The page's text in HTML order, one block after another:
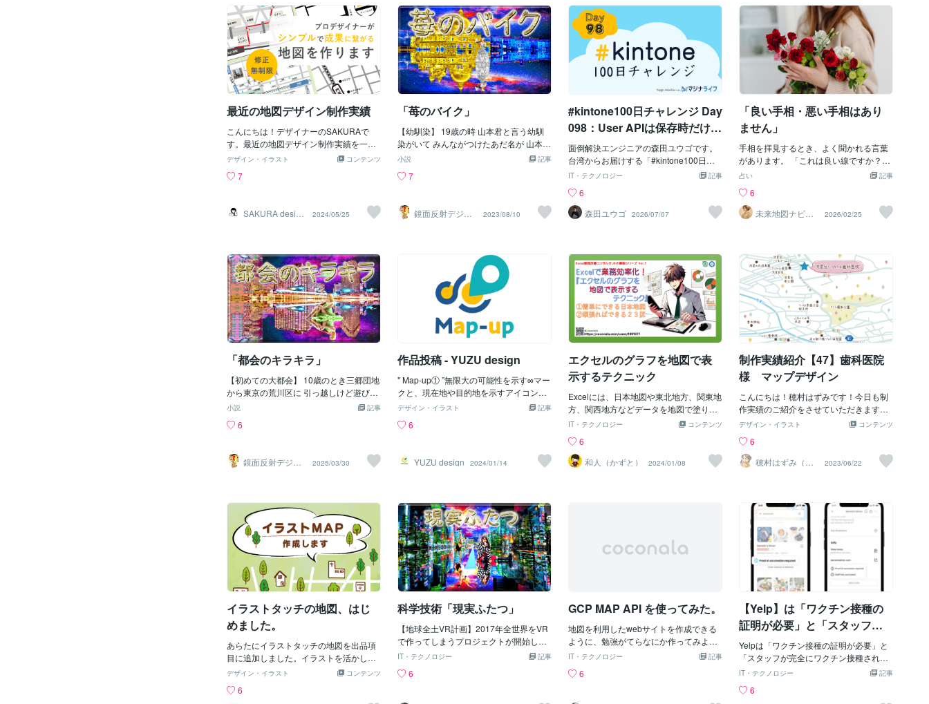
所を探しそこに向けて走り出してみた。(
´ー｀)ﾌｩｰ．．．〓＝〓＝〓＝〓＝〓＝〓
＝〓＝〓＝〓＝〓＝〓【玩具屋新世界】
地図を見ても俺はお店がある方角も解ら
ず完全に感で向かってた。ε-(ノд`; )ﾌｩ…
そして案の定迷子になり帰り道も解らず
同じ場所をさまよってしまった。し
になっていくでしょう✨📚今日のラッキ
ーアクション✨本屋さんに立ち寄る✨今
日のあなたには、本との素敵な出会いが
待っているかもしれません🥰探していた
答えではなくても、ふと目に留まった本
のタイトルや、何気なく開いたページの
言葉が、未来へのヒントになることがあ
ださい🌿✨そこには、今のあなたに必要
なメッセージ
島だと言う。 サハリンの北側半分は ソビ
エトの国だと言うけど 南側半分が日本で
もロシアでもなく どこの国も管理してな
いらしい。 ( *ﾟДﾟ))ﾌﾑﾌﾑ この事を知った
俺は こんな奇妙な場所があるなんて とて
も不思議でならず ここに財宝があるんだ
と感じた。 （ФωФ）ﾌﾌﾌ・・・ でもお祖
母ちゃんが言うには 何にもない寒い所で
氷と草原が広がった ただの広い場所だと
言ってた。 〓＝〓＝〓＝〓＝〓＝〓＝〓
＝〓＝〓＝〓 【満州】 サハリンの事を聞
いた俺は 真っ先にこの場所で ウルトラマ
ンが怪獣と戦えば ビルが壊れなくて済む
あちゃんが住んでた 満州という元日本の
ｪﾟ))ﾌﾑﾌﾑ その場所は 北朝鮮の上に位置し
た所にあり 今の中国の右側にあったらし
きて 九州の田舎で畑をたがやし 暮らして
たと言う。 しかし俺は 満州と言われても
どんな国か解らず お祖母ちゃんに詳しく
聞いても 言い難いせいか教えてくれな
い。 でもお祖母ちゃんに会うたび 何度も
しつこ
いております！（有料オプション：オリ
ジナルアイコン）パステルカラーも大好
きですがこういう薄い茶色とかをメイン
で使ったデザインも大好きです♪ご依頼
の際の参考になればと思います＾＾マッ
プデザインはこちらからお問い合わせ・
ご依頼ができます！
めてしまいがちなのです（苦笑）＾＾；
なので、比較的お仕事状況が落ち着いた
タイミングでコツコツと更新させていた
だいております＾＾今回ご紹介させてい
ただくのはマップデザインです！市内に
たくさんある施設の位置を示すための全
体マップのご依頼をいただきました。色
ンにし、明石市だけ色を濃くして境界線
をわかりやすく作りました！ちょっと範
囲も広めなマップなので目印となるスポ
ットは極力少なく配置しています。マッ
プデザインはこちらからお問い合わせ・
ご依頼いただけます！ということで今は
お気軽にお問い合わせください＾＾♪
紫色でとても可愛かったのでその色合い
の雰囲気に合わせてお作りしました♪パ
ステルカラーって無条件に可愛いですよ
ね(*＾＾*)すでに会社やお店のロゴを持っ
ていらっしゃる場合、その色合いやテイ
ストに合わせたデザインも可能です！ご
希望を書き込んでいただければと思いま
す♪マップデザインサービスはこちらよ
りご購入＆お問い合わせいただけます！
わかりづらい表記が多いかもしれません
のでとりあえずお気軽に、お見積もり依
頼を投げていただければ詳しい金額につ
いてご案内させていただきます＾＾
最近の地図デザイン制作実績
こんにちは！デザイナーのSAKURAで
す。最近の地図デザイン制作実績を一部
ご紹介させて頂きます＾＾⚫︎バイナリー
様のお好きなデザインに合わせて制作さ
カラーに合わせてお作りする事も多いで
す！⚫︎グランドール門真様シンプルでス
ニューアルでのご依頼京都のホテルの地
図になり、外国人向けに英文の記載をさ
せて頂きました。チラシ、HPに掲載しス
マホにて拡大する事を想定して、広範囲
のデザインとなっております。ぎゅっと
コンパクトにしたデザインから、広範囲
のデザインまで様々なデザインを制作さ
せて頂きました。私も行ったことのある
場所や、知らない場所があったりと、制
作していてとても楽しく。地図に掲載な
い情報をお客様に教えて頂いたりと、学
びながら制作させて頂いております＾＾
私の作った地図で、目的地に行きやすく
ると嬉しいです。地図があるだけで、お
した地図を、新たに作り直す事も可能で
す。お悩みの方は一度ご相談くださいま
結婚式について書かせて頂きます＾＾
コンテンツ
デザイン・イラスト
7
SAKURA design 2024/05/25
「苺のバイク」
【幼馴染】 19歳の時 山本君と言う幼馴
染がいて みんながつけたあだ名が 山本だ
から「やーもん」とよんでた 当時俺とや
買い 一緒に改造したり出かけたりして よ
浜公園に行ったり 首都高環状線をグルグ
ル回ったり 千葉の市川にある大慶園と言
地なんてどこでも良くて それだけで気分
が良い。 どんなに疲れてても どんなに睡
眠不足の時でも バイクに乗って走れれば
全部吹っ飛ぶほどだった。 °˖☆◝(⁰▿⁰)◜☆˖°
今じゃもうバイクも車も 運転すると疲れ
るから出かける時は 公共の交通機関を使
って 行き帰り寝て行きたい。 そんな夏の
ある日 お盆休みだからバイクでどこかに
ツーリングに出かけようとなり どこに行
くか電話で相談する。 〓＝〓＝〓＝〓＝
〓＝〓＝〓＝〓＝〓 【男2人】 電話で行
く場所を相談してたが 結局どこも決まら
ず それでもどこかに行きたくて とりあえ
見てどこに行くのか しばらく相談してた
んとなく静岡方面に行こうとなる その後
バイクに乗り 1番近い首都高に入り環状
初のサービスエリアに入って ここで休憩
しながらまた 地図を見て目的地をきめて
た。 (｡･ω･))ﾌﾑﾌﾑ するとサービスエリア
で 美味しそうなイチゴが販売してて それ
を見たやーもんが 「いちご狩り行こう！
記事
小説
7
鏡面反射デジタ
ルアート製作所
2023/08/10
#kintone100日チャレンジ Day
098：User APIは保存時だけ！
匿名集計で描く「勤務地分布
マップ」を組んでみた
面倒解決エンジニアの森田ユウゴです。
台湾からお届けする「#kintone100日チ
ャレンジ」の98日目。まもなく100日チ
のですが、お客様作業・Fable活用で忙し
い…。あと、趣味でElectronを使ったWin
dowsアプリ開発を始めたのですが、これ
単にexeを作れるのは感動。まだ、商用
ライセンスが分かっていませんが、Instal
l Shieldを正しいライセンスで無償で使う
ために旧バージョンのVisual Studioを使
う…みたいな話を経験しただけにこれは
今後も深堀をしたいと思いました。さ
て、本日のテーマは、複数拠点やリモー
ト勤務のメンバーをまとめる管理者向け
の「勤務地分布マップ」。地図を表示す
ることよりも、ユーザー選択フィールド
をプロフィールの勤務地へ展開し、個人
名を残さない集計データへ変換する流れ
に焦点を当てました。「勤務地分布マッ
プ」について🎯 どんな課題に向き合った
「不」: プロジェクトや当番のメンバーは
ユーザー選択フィールドで管理できて
も、誰がどの地域にいるのかを把握する
地が都道府県別人数へ集計されます。詳
細画面では色の濃淡、比例円、凡例から
記事
IT・テクノロジー
6
森田ユウゴ 2026/07/07
「良い手相・悪い手相はあり
ません」
手相を拝見するとき、よく聞かれる言葉
があります。 「これは良い線ですか？」
「悪い相でしょうか？」 手のひらを前に
が生まれますよね。 良いと言われたら安
心できる。 悪いと言われたらどうしよ
う、と少し身構える。 その感覚は、とて
価”や“判定”の道具になってしまいます。
そして評価は、ときに不安を強くしま
す。 線を見るたびに、合格かどうかを確
かめるような気持ちになってしまうから
です。 手相の線は、成功や失敗を決める
ものではありません。 性格や人生を断定
するものでもありません。 そこに表れて
いるのは、 今の状態や、エネルギーの使
い方。 これまでの積み重ねが、静かに映
っているだけです。 たとえば、 線が薄
い。 線が少ない。 はっきりしない。 そ
れを「弱い」「運がない」と読むことも
できるかもしれません。 けれど私は、そ
うは見ていません。 今は力を溜めている
り、内側に意識が向いているのかもしれ
ない。 まだ形にする前の、静かな準備段
階なのかもしれない。 状態として読むと
字にも、良い・悪いはありません。 ある
のは、今どんな心の使い方をしている
か、という視点だけです。 手相も同じで
す。 目標にすべき線があるわけではな
く、 変えなければならない形があるわけ
でもありません。 手相は、「今の自分を
知るための地図」のようなものです。 道
の良し悪しを決める地図ではなく、 現在
地をそ
記事
占い
6
未来地図ナビゲ
ーター ☆TATS
2026/02/25
「都会のキラキラ」
【初めての大都会】 10歳のとき三郷団地
から東京の荒川区に 引っ越しけど遊び場
がどこにもなく俺は 新天地求め自転車で
かずこれで帰った ε-(ノд`; )ﾌｩ… でも次は
舎の三郷にはなかった大都会の パリピ気
分を味わえる最高にナウな所を 探そうと
曜の昼食後に自転車で ナウでパリピなシ
ティーボーイの場所を 探す為大都会側の
上野に向かってく 前回上野に行く途中鶯
谷の坂道を上って とてつもなく疲れてし
まったから今回は 坂の無いルートで行こ
うと看板を頼りに 別の道を通って行った
そして途中途中で近隣案内図を見ながら
何とか坂道無い道を選んで進んで行くと
国道4号線と言う大きな道に出てそこを
まっすぐ進むと国鉄上野駅に出れた 到着
した上野は前回上野の森美術館側の 上の
公園裏の静かで無人の入り口でなく 高層
ビルがそびえ立つ大都会側の上野で 人も
車もキチガイの様に溢れかえってる この
頃は上野駅前にの大きな中央通りは ここ
から日本橋まで歩行者天国でこの先 探索
記事
小説
6
鏡面反射デジタ
ルアート製作所
2025/03/30
作品投稿 - YUZU design
" Map-up① ”無限大の可能性を示す∞マー
クと、現在地や目的地を示すアイコンを
組み合わせたシンボルマーク。 人の顔に
性と可読性を底上げし、同時に右肩上が
向きにしながら企業成長を祈願。 無限大
の線は線路や道路を表し、黄色い部分は
様のニーズに合わせて、一生に一度の大
切なデザインを誠実丁寧にご提案させて
いただきます！まずは、お気軽にご相談
ください✉️！----
記事
デザイン・イラスト
6
YUZU design 2024/01/14
エクセルのグラフを地図で表
示するテクニック
Excelには、日本地図や東北地方、関東地
方、関西地方などデータを地図で塗り分
けする機能が標準搭載されているのをご
など、限られた地区を塗り分けする機能
はありません。 そこで、この動画では、
①簡単にできる日本地図のやり方と、②
コンテンツ
IT・テクノロジー
6
和人（かずと）
2024/01/08
制作実績紹介【47】歯科医院
様 マップデザイン
こんにちは！穂村はずみです！今日も制
作実績のご紹介をさせていただきます。
ロゴマークやホームページがパステル調
科医院様のマップデザインのご依頼をい
ただきました。全体の色合いも、ロゴマ
ーク等を参考にさせていただいています
いるのですが今回はその木も、パステル
なカラーリングにしてみました。ロゴや
ホームページをお持ちの場合にはその色
合いに合わせて作成することもできるの
でそのようなご希望があればお申し付け
ください♪※6月末までは、納期に3〜4週
間程度の余裕をいただいております。マ
ップのデザインについてはこちらからお
問い合わせいただけます！
コンテンツ
デザイン・イラスト
6
穂村はずみ（ホ
ムラハズミ）
2023/06/22
イラストタッチの地図、はじ
めました。
あらたにイラストタッチの地図を出品項
目に追加しました。イラストを活かし、
親しみのあるやわらかい地図を作成しま
コンテンツ
デザイン・イラスト
6
科学技術「現実ふたつ」
【地球全土VR計画】2017年全世界をVR
で作ってしまうプロジェクトが開始しま
した。プロジェクトを開始した所は「株
難に陥りクラウドファンディングを行い
記事
IT・テクノロジー
6
GCP MAP API を使ってみた。
地図を利用したwebサイトを作成できる
ように、勉強がてらなにか作ってみよ
う。・・・最近騒音に悩まされているの
だいぶ簡素なつくりではありますが、地
記事
IT・テクノロジー
6
【Yelp】は「ワクチン接種の
証明が必要」と「スタッフが
完全にワクチン接種された」
プロファイル属性を導入しま
す。
Yelpは「ワクチン接種の証明が必要」と
「スタッフが完全にワクチン接種され
た」プロファイル属性を導入します。ユ
フィルタリングできるようになり、Yelp
記事
IT・テクノロジー
6